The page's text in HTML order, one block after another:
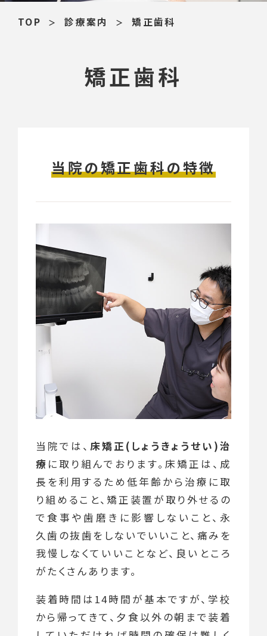
TOP 診療案内 矯正歯科
矯正歯科
当院の矯正歯科の特徴
当院では、 床矯正(しょうきょうせい)治
療 に取り組んでおります。床矯正は、成
長を利用するため低年齢から治療に取
り組めること、矯正装置が取り外せるの
で食事や歯磨きに影響しないこと、永
久歯の抜歯をしないでいいこと、痛みを
我慢しなくていいことなど、良いところ
がたくさんあります。
装着時間は14時間が基本ですが、学校
から帰ってきて、夕食以外の朝まで装着